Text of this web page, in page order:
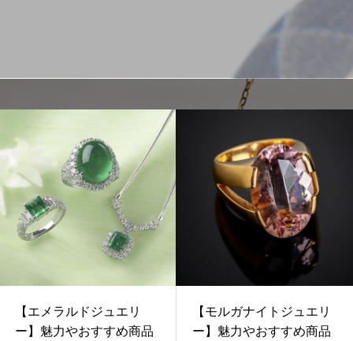
【エメラルドジュエリ
ー】魅力やおすすめ商品
【モルガナイトジュエリ
ー】魅力やおすすめ商品